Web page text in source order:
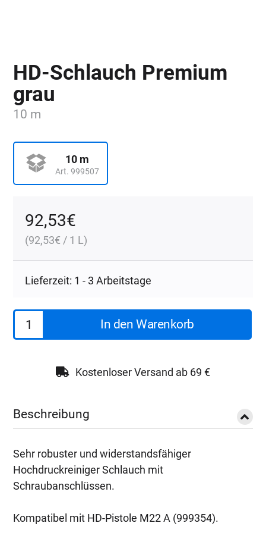
HD-Schlauch Premium
grau
10 m
10 m
Art. 999507
92,53€
(92,53€ / 1 L)
Lieferzeit: 1 - 3 Arbeitstage
Koch
Chemie
Schlauch
grau
10
m
Menge
In den Warenkorb
Kostenloser Versand ab 69 €
Beschreibung
Sehr robuster und widerstandsfähiger
Hochdruckreiniger Schlauch mit
Schraubanschlüssen.
Kompatibel mit HD-Pistole M22 A (999354).